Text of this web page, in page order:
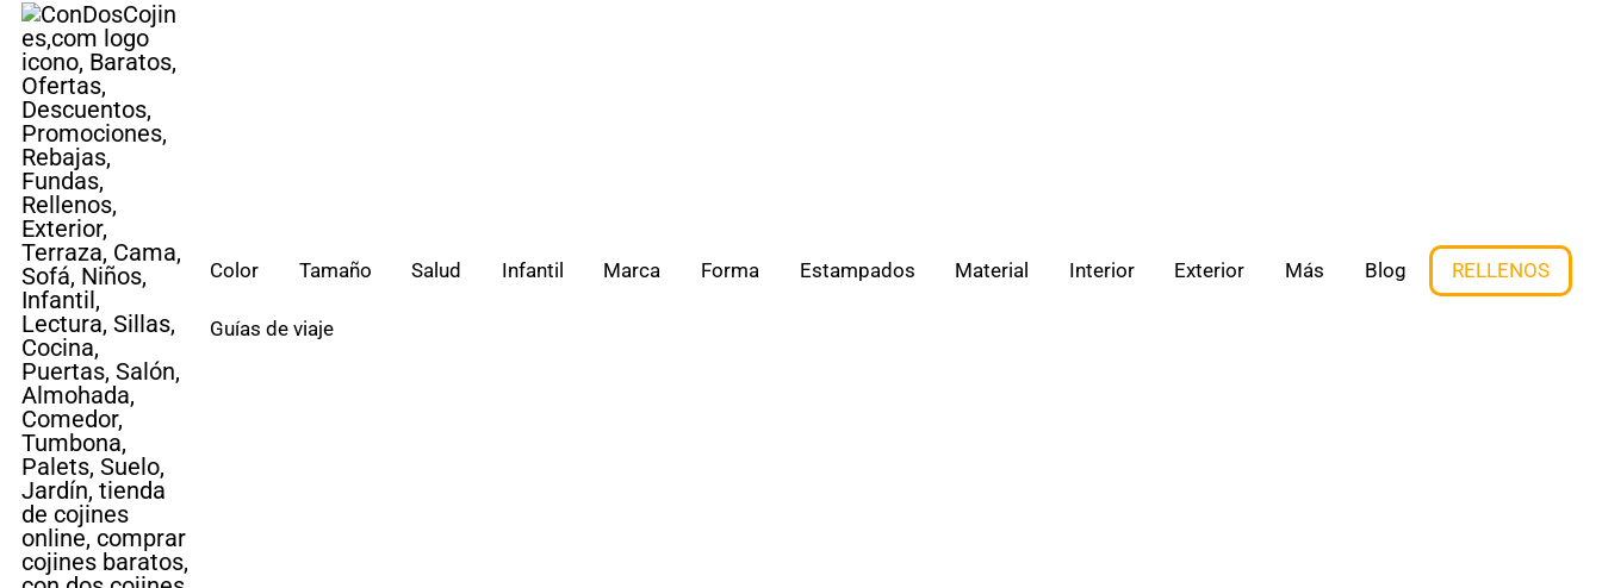
Saltar
contenido
Color Tamaño Salud Infantil Marca Forma Estampados Material Interior Exterior Más Blog RELLENOS
Guías de viaje